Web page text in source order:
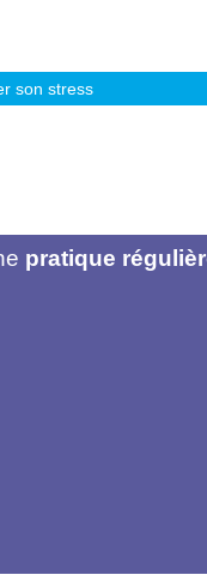
son stress
pratique